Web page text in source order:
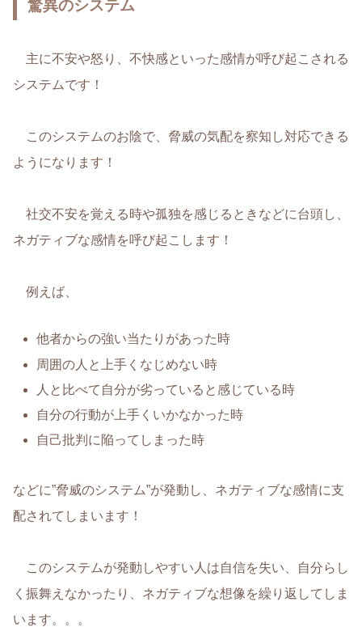
驚異のシステム
主に不安や怒り、不快感といった感情が呼び起こされる
システムです！
このシステムのお陰で、脅威の気配を察知し対応できる
ようになります！
社交不安を覚える時や孤独を感じるときなどに台頭し、
ネガティブな感情を呼び起こします！
例えば、
他者からの強い当たりがあった時
周囲の人と上手くなじめない時
人と比べて自分が劣っていると感じている時
自分の行動が上手くいかなかった時
自己批判に陥ってしまった時
などに”脅威のシステム”が発動し、ネガティブな感情に支
配されてしまいます！
このシステムが発動しやすい人は自信を失い、自分らし
く振舞えなかったり、ネガティブな想像を繰り返してしま
います。。。